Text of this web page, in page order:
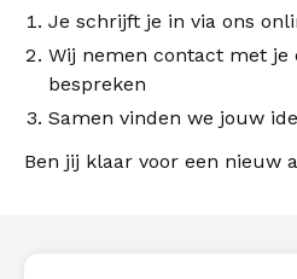
Je schrijft je in via ons
Wij nemen contact met je
bespreken
Samen vinden we jouw
Ben jij klaar voor een nieuw